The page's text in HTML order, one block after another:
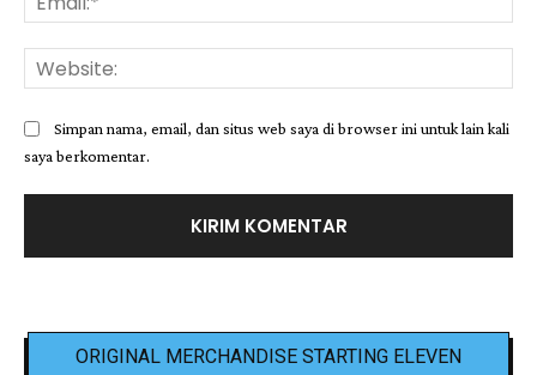
Simpan nama, email, dan situs web saya di browser ini untuk lain kali
saya berkomentar.
ORIGINAL MERCHANDISE STARTING ELEVEN